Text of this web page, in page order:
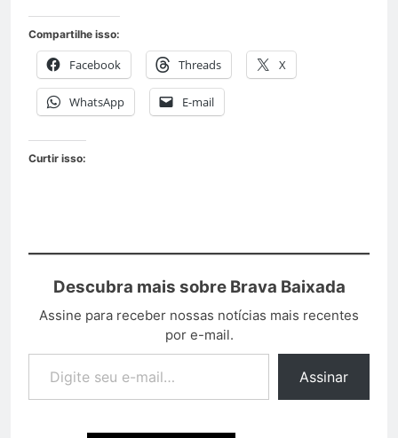
Compartilhe isso:
Facebook Threads X
WhatsApp E-mail
Curtir isso:
Descubra mais sobre Brava Baixada
Assine para receber nossas notícias mais recentes
por e-mail.
Assinar